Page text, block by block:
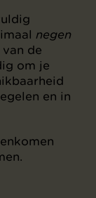
negen
de
om je
en in